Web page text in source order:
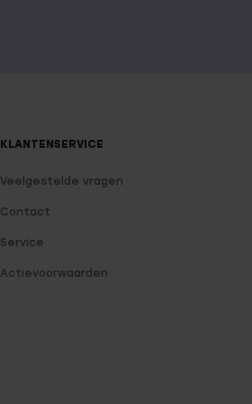
KLANTENSERVICE
Veelgestelde vragen
Contact
Service
Actievoorwaarden